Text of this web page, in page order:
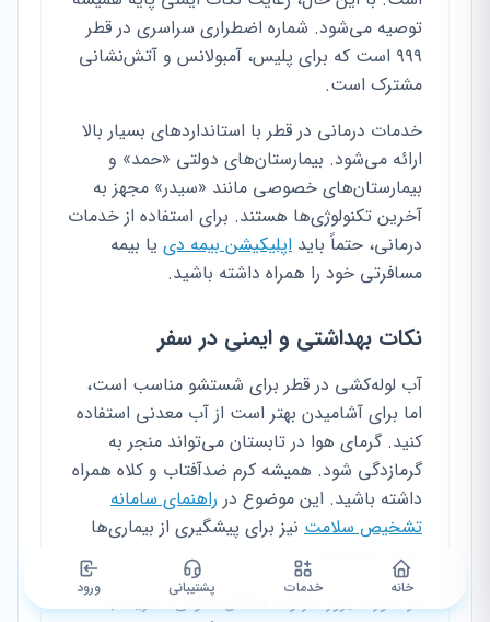
توصیه می‌شود. شماره اضطراری سراسری در قطر
۹۹۹ است که برای پلیس، آمبولانس و آتش‌نشانی
مشترک است.
خدمات درمانی در قطر با استانداردهای بسیار بالا
ارائه می‌شود. بیمارستان‌های دولتی «حمد» و
بیمارستان‌های خصوصی مانند «سیدر» مجهز به
آخرین تکنولوژی‌ها هستند. برای استفاده از خدمات
درمانی، حتماً باید اپلیکیشن بیمه دی یا بیمه
مسافرتی خود را همراه داشته باشید.
نکات بهداشتی و ایمنی در سفر
آب لوله‌کشی در قطر برای شستشو مناسب است،
اما برای آشامیدن بهتر است از آب معدنی استفاده
کنید. گرمای هوا در تابستان می‌تواند منجر به
گرمازدگی شود. همیشه کرم ضدآفتاب و کلاه همراه
داشته باشید. این موضوع در راهنمای سامانه
تشخیص سلامت نیز برای پیشگیری از بیماری‌ها
تاکید شده است.
در صورت بروز هرگونه مشکل قانونی، سریعاً با
خانه خدمات پشتیبانی ورود